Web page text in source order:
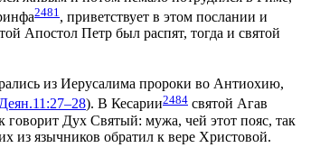
2481 , приветствует в этом послании и
Апостол Петр был распят, тогда и святой
из Иерусалима пророки во Антиохию,
). В Кесарии2484 святой Агав
говорит Дух Святый: мужа, чей этот пояс, так
из язычников обратил к вере Христовой.